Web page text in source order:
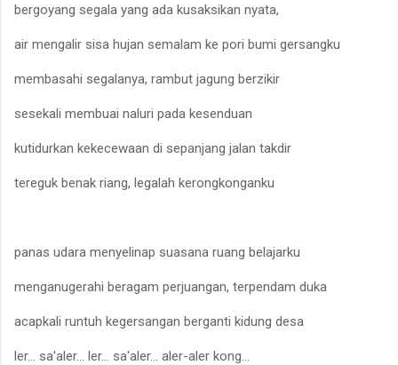
bergoyang segala yang ada kusaksikan nyata,
air mengalir sisa hujan semalam ke pori bumi gersangku
membasahi segalanya, rambut jagung berzikir
sesekali membuai naluri pada kesenduan
kutidurkan kekecewaan di sepanjang jalan takdir
tereguk benak riang, legalah kerongkonganku
panas udara menyelinap suasana ruang belajarku
menganugerahi beragam perjuangan, terpendam duka
acapkali runtuh kegersangan berganti kidung desa
ler... sa'aler… ler... sa'aler… aler-aler kong…